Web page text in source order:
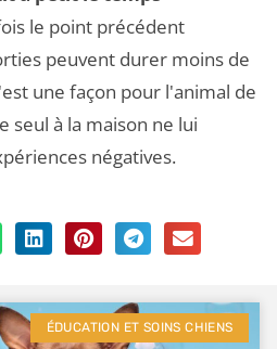
le point précédent
peuvent durer moins de
une façon pour l'animal de
seul à la maison ne lui
négatives.
ÉDUCATION ET SOINS CHIENS